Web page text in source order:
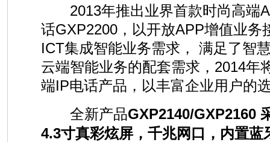
2013年推出业界首款时尚高端
话GXP2200，以开放APP增值业务
ICT集成智能业务需求， 满足了智
云端智能业务的配套需求，2014年
端IP电话产品，以丰富企业用户的
全新产品GXP2140/GXP2160
4.3寸真彩炫屏，千兆网口，内置蓝